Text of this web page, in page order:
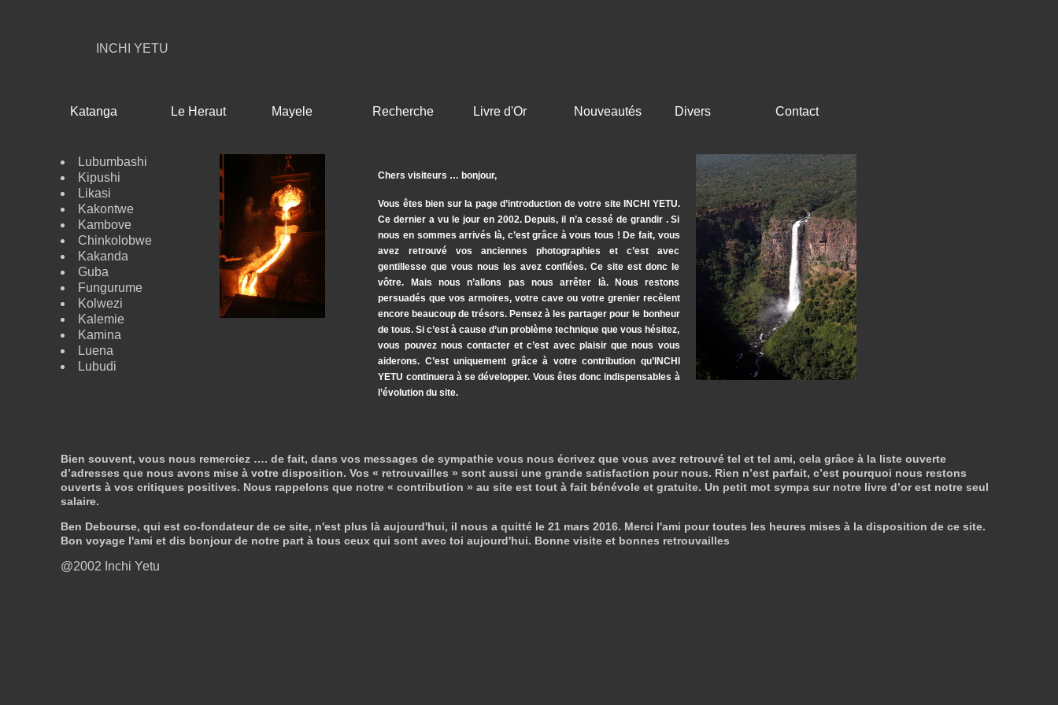
INCHI YETU
Katanga Le Heraut Mayele Recherche Livre d'Or Nouveautés Divers Contact
Lubumbashi
Kipushi
Likasi
Kakontwe
Kambove
Chinkolobwe
Kakanda
Guba
Fungurume
Kolwezi
Kalemie
Kamina
Luena
Lubudi
Chers visiteurs … bonjour,
Vous êtes bien sur la page d’introduction de votre site INCHI YETU.
Ce dernier a vu le jour en 2002. Depuis, il n’a cessé de grandir . Si
nous en sommes arrivés là, c’est grâce à vous tous ! De fait, vous
avez retrouvé vos anciennes photographies et c’est avec
gentillesse que vous nous les avez confiées. Ce site est donc le
vôtre. Mais nous n’allons pas nous arrêter là. Nous restons
persuadés que vos armoires, votre cave ou votre grenier recèlent
encore beaucoup de trésors. Pensez à les partager pour le bonheur
de tous. Si c’est à cause d’un problème technique que vous hésitez,
vous pouvez nous contacter et c’est avec plaisir que nous vous
aiderons. C’est uniquement grâce à votre contribution qu’INCHI
YETU continuera à se développer. Vous êtes donc indispensables à
l’évolution du site.
Bien souvent, vous nous remerciez …. de fait, dans vos messages de sympathie vous nous écrivez que vous avez retrouvé tel et tel ami, cela grâce à la liste ouverte
d’adresses que nous avons mise à votre disposition. Vos « retrouvailles » sont aussi une grande satisfaction pour nous. Rien n’est parfait, c’est pourquoi nous restons
ouverts à vos critiques positives. Nous rappelons que notre « contribution » au site est tout à fait bénévole et gratuite. Un petit mot sympa sur notre livre d’or est notre seul
salaire.
Ben Debourse, qui est co-fondateur de ce site, n'est plus là aujourd'hui, il nous a quitté le 21 mars 2016. Merci l'ami pour toutes les heures mises à la disposition de ce site.
Bon voyage l'ami et dis bonjour de notre part à tous ceux qui sont avec toi aujourd'hui. Bonne visite et bonnes retrouvailles
@2002 Inchi Yetu